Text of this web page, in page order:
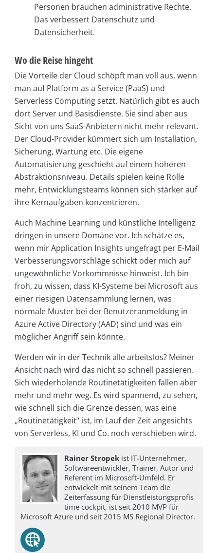
Personen brauchen administrative Rechte.
Das verbessert Datenschutz und
Datensicherheit.
Wo die Reise hingeht
Die Vorteile der Cloud schöpft man voll aus, wenn
man auf Platform as a Service (PaaS) und
Serverless Computing setzt. Natürlich gibt es auch
dort Server und Basisdienste. Sie sind aber aus
Sicht von uns SaaS-Anbietern nicht mehr relevant.
Der Cloud-Provider kümmert sich um Installation,
Sicherung, Wartung etc. Die eigene
Automatisierung geschieht auf einem höheren
Abstraktionsniveau. Details spielen keine Rolle
mehr, Entwicklungsteams können sich stärker auf
ihre Kernaufgaben konzentrieren.
Auch Machine Learning und künstliche Intelligenz
dringen in unsere Domäne vor. Ich schätze es,
wenn mir Application Insights ungefragt per E-Mail
Verbesserungsvorschläge schickt oder mich auf
ungewöhnliche Vorkommnisse hinweist. Ich bin
froh, zu wissen, dass KI-Systeme bei Microsoft aus
einer riesigen Datensammlung lernen, was
normale Muster bei der Benutzeranmeldung in
Azure Active Directory (AAD) sind und was ein
möglicher Angriff sein könnte.
Werden wir in der Technik alle arbeitslos? Meiner
Ansicht nach wird das nicht so schnell passieren.
Sich wiederholende Routinetätigkeiten fallen aber
mehr und mehr weg. Es wird spannend, zu sehen,
wie schnell sich die Grenze dessen, was eine
„Routinetätigkeit“ ist, im Lauf der Zeit angesichts
von Serverless, KI und Co. noch verschieben wird.
Rainer Stropek ist IT-Unternehmer,
Softwareentwickler, Trainer, Autor und
Referent im Microsoft-Umfeld. Er
entwickelt mit seinem Team die
Zeiterfassung für Dienstleistungsprofis
time cockpit, ist seit 2010 MVP für
Microsoft Azure und seit 2015 MS Regional Director.